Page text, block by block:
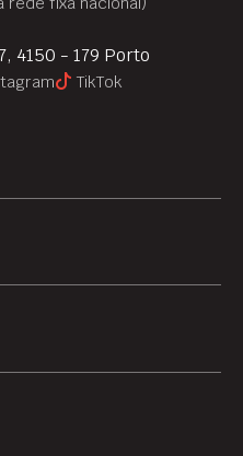
4150 - 179 Porto
TikTok